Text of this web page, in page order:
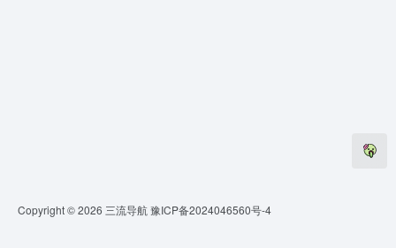
Copyright © 2026 三流导航豫ICP备2024046560号-4